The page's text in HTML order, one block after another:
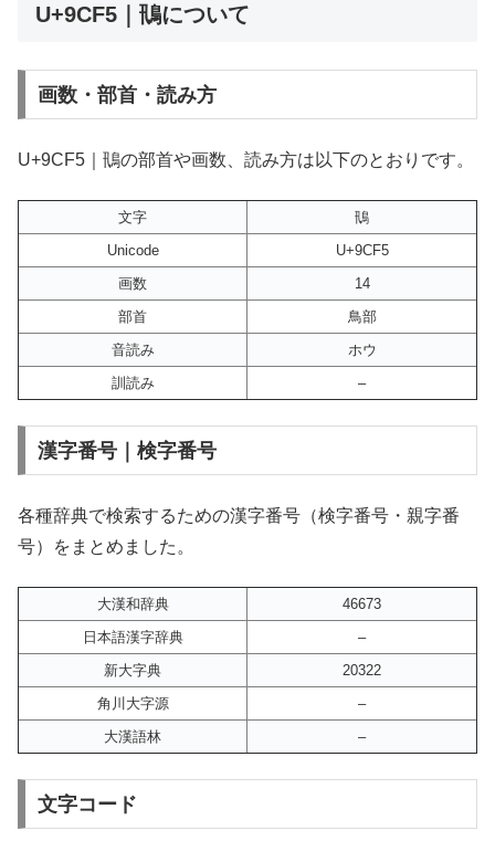
U+9CF5｜鳵について
画数・部首・読み方
U+9CF5｜鳵の部首や画数、読み方は以下のとおりです。
文字
鳵
Unicode
U+9CF5
画数
14
部首
鳥部
音読み
ホウ
訓読み
–
漢字番号｜検字番号
各種辞典で検索するための漢字番号（検字番号・親字番
号）をまとめました。
大漢和辞典
46673
日本語漢字辞典
–
新大字典
20322
角川大字源
–
大漢語林
–
文字コード